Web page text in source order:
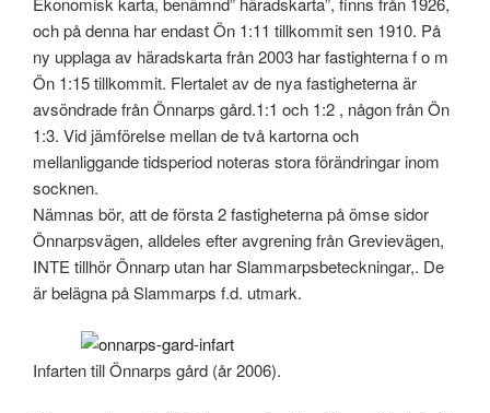
och på denna har endast Ön 1:11 tillkommit sen 1910. På
ny upplaga av häradskarta från 2003 har fastighterna f o m
Ön 1:15 tillkommit. Flertalet av de nya fastigheterna är
avsöndrade från Önnarps gård.1:1 och 1:2 , någon från Ön
1:3. Vid jämförelse mellan de två kartorna och
mellanliggande tidsperiod noteras stora förändringar inom
socknen.
Nämnas bör, att de första 2 fastigheterna på ömse sidor
Önnarpsvägen, alldeles efter avgrening från Grevievägen,
INTE tillhör Önnarp utan har Slammarpsbeteckningar,. De
är belägna på Slammarps f.d. utmark.
Infarten till Önnarps gård (år 2006).